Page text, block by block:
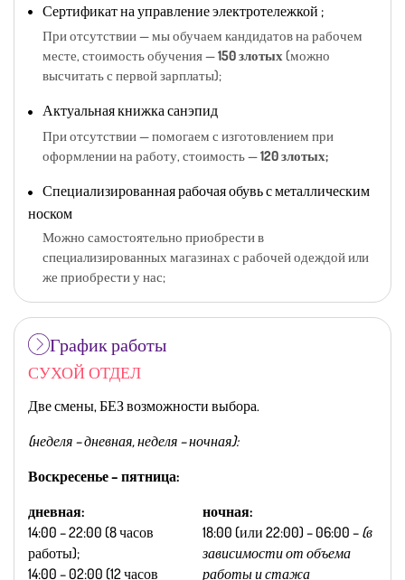
Сертификат на управление электротележкой ;
При отсутствии — мы обучаем кандидатов на рабочем
месте, стоимость обучения —150 злотых(можно
высчитать с первой зарплаты);
Актуальная книжка санэпид
При отсутствии — помогаем с изготовлением при
оформлении на работу, стоимость —120 злотых;
Специализированная рабочая обувь с металлическим
носком
Можно самостоятельно приобрести в
специализированных магазинах с рабочей одеждой или
же приобрести у нас;
График работы
СУХОЙ ОТДЕЛ
Две смены, БЕЗ возможности выбора.
(неделя – дневная, неделя – ночная):
Воскресенье – пятница:
дневная:
14:00 – 22:00 (8 часов
работы);
14:00 – 02:00 (12 часов
ночная:
18:00 (или 22:00) – 06:00 – (в
зависимости от объема
работы и стажа